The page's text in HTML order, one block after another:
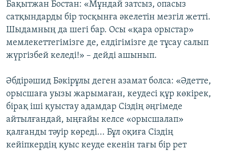
Бақытжан Бостан: «Мұндай затсыз, опасыз
сатқындарды бір тосқынға әкелетін мезгіл жетті.
Шыдамның да шегі бар. Осы «қара орыстар»
мемлекеттегімізге де, елдігімізге де тұсау салып
жүргізбей келеді!» – дейді ашынып.
Әбдірәшид Бәкірұлы деген азамат болса: «Әдетте,
орысшаға уызы жарымаған, кеудесі құр көкірек,
бірақ іші қуыстау адамдар Сіздің әңгімеде
айтылғандай, ыңғайы келсе «орысшалап»
қалғанды тәуір көреді... Бұл оқиға Сіздің
кейіпкердің қуыс кеуде екенін тағы бір рет